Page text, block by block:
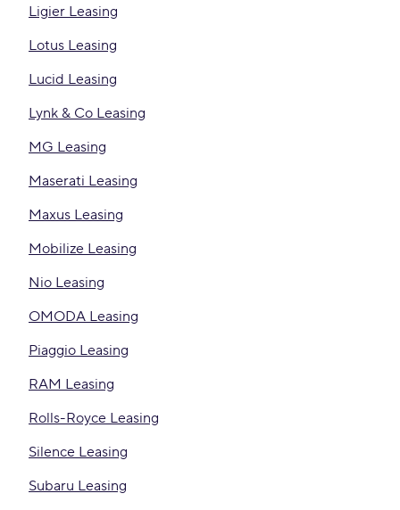
Ligier Leasing
Lotus Leasing
Lucid Leasing
Lynk & Co Leasing
MG Leasing
Maserati Leasing
Maxus Leasing
Mobilize Leasing
Nio Leasing
OMODA Leasing
Piaggio Leasing
RAM Leasing
Rolls-Royce Leasing
Silence Leasing
Subaru Leasing